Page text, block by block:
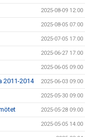
2025-08-09 12:00
2025-08-05 07:00
2025-07-05 17:00
2025-06-27 17:00
2025-06-05 09:00
2011-2014 2025-06-03 09:00
2025-05-30 09:00
2025-05-28 09:00
2025-05-05 14:00